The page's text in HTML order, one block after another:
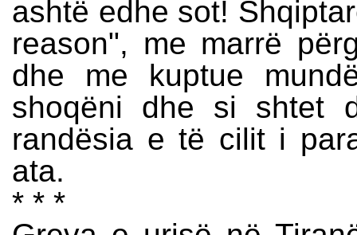
ashtë edhe sot!
reason", me marrë
dhe me kuptue
shoqëni dhe si shtet
randësia e të cilit i
ata.
* * *